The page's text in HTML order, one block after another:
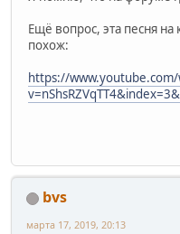
Ещё вопрос, эта песня
похож:
https://www.youtube.com/
bvs
марта 17, 2019, 20:13